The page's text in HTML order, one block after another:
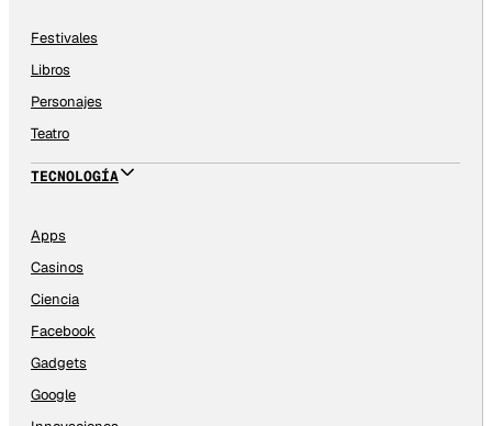
Festivales
Libros
Personajes
Teatro
TECNOLOGÍA
Apps
Casinos
Ciencia
Facebook
Gadgets
Google